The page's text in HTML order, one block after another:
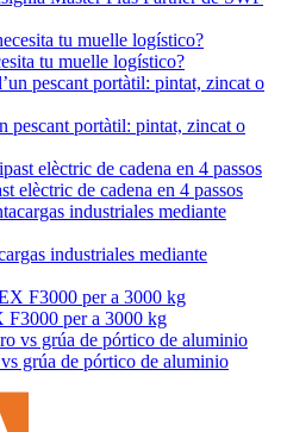
tu muelle logístico?
pescant portàtil: pintat, zincat o
elèctric de cadena en 4 passos
industriales mediante
per a 3000 kg
grúa de pórtico de aluminio